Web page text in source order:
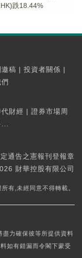
跌18.44%
稿 | 投資者關係 |
代財經 | 證券市場周
...
通告之憲報刊登報章
財華控股有限公司
有,未經同意不得轉載。
盡力確保彼等所提供資料
如有錯漏而令閣下蒙受